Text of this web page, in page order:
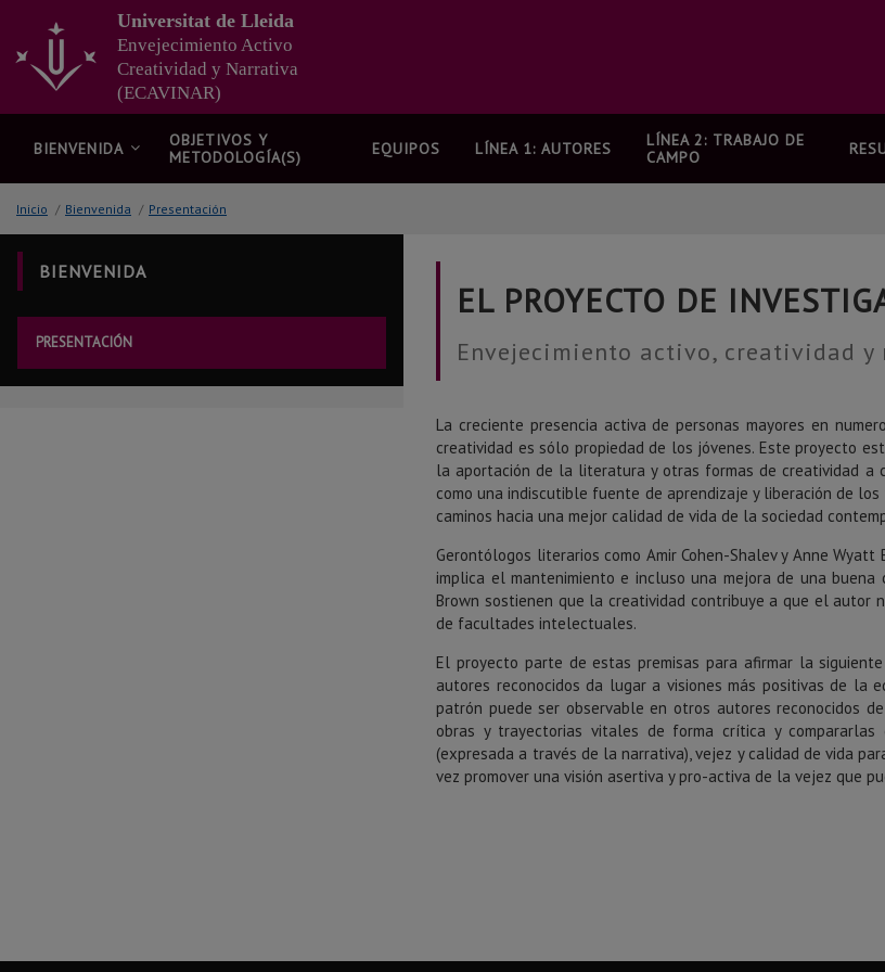
contenido
principal
la
página
Universitat de Lleida
Envejecimiento Activo
Creatividad y Narrativa
(ECAVINAR)
BIENVENIDA
OBJETIVOS Y
METODOLOGÍA(S)
EQUIPOS LÍNEA 1: AUTORES
LÍNEA 2: TRABAJO DE
CAMPO
Inicio / Bienvenida / Presentación
BIENVENIDA
PRESENTACIÓN
EL PROYECTO DE
Envejecimiento activo, creatividad y
La creciente presencia activa de personas mayores en
creatividad es sólo propiedad de los jóvenes. Este proyecto
la aportación de la literatura y otras formas de creatividad a
como una indiscutible fuente de aprendizaje y liberación de
caminos hacia una mejor calidad de vida de la sociedad
Gerontólogos literarios como Amir Cohen-Shalev y Anne
implica el mantenimiento e incluso una mejora de una
Brown sostienen que la creatividad contribuye a que el
de facultades intelectuales.
El proyecto parte de estas premisas para afirmar la
autores reconocidos da lugar a visiones más positivas de la
patrón puede ser observable en otros autores reconocidos
obras y trayectorias vitales de forma crítica y
(expresada a través de la narrativa), vejez y calidad de vida
vez promover una visión asertiva y pro-activa de la vejez que